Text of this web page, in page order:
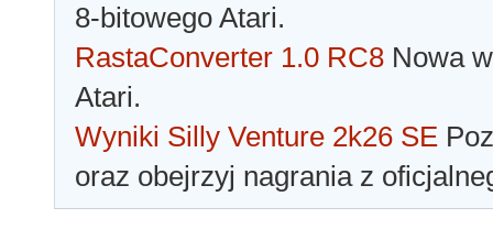
8-bitowego Atari.
RastaConverter 1.0 RC8 Nowa
Atari.
Wyniki Silly Venture 2k26 SE
oraz obejrzyj nagrania z